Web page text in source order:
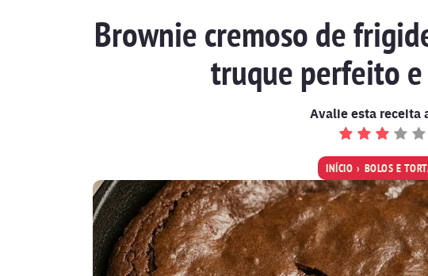
Brownie cremoso de
truque perfeito
Avalie esta receita
INÍCIO BOLOS E